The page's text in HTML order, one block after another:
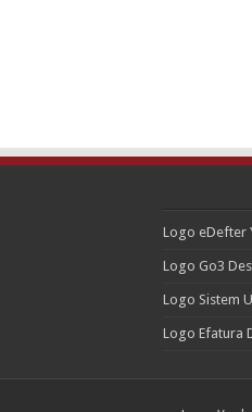
Logo eDefter
Logo Go3
Logo Sistem
Logo Efatura